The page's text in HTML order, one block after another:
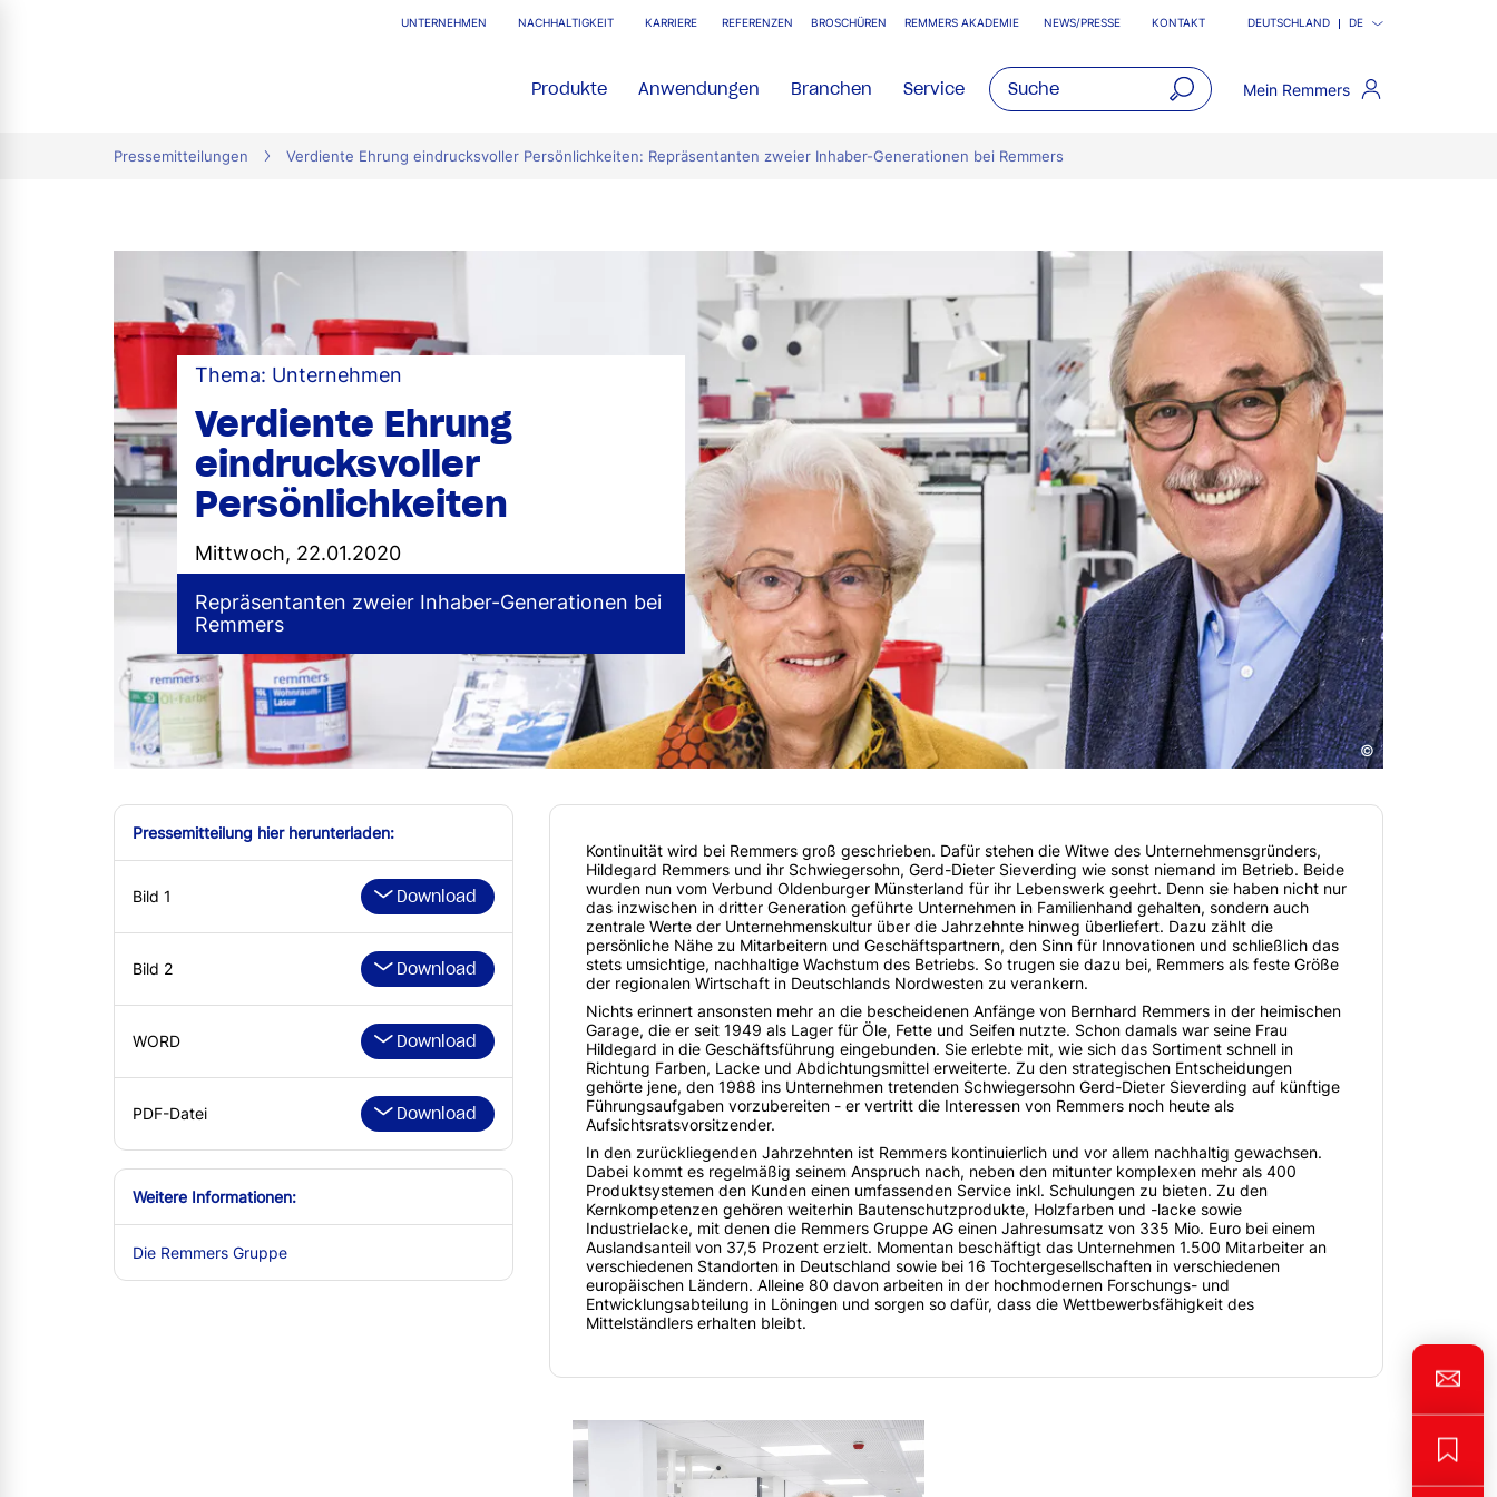
UNTERNEHMEN NACHHALTIGKEIT KARRIERE REFERENZEN BROSCHÜREN REMMERS AKADEMIE NEWS/PRESSE KONTAKT DEUTSCHLAND DE
Produkte Anwendungen Branchen Service Mein Remmers
Pressemitteilungen Verdiente Ehrung eindrucksvoller Persönlichkeiten: Repräsentanten zweier Inhaber-Generationen bei Remmers
©
Thema: Unternehmen
Verdiente Ehrung
eindrucksvoller
Persönlichkeiten
Mittwoch, 22.01.2020
Repräsentanten zweier Inhaber-Generationen bei
Remmers
Pressemitteilung hier herunterladen:
Bild 1 Download
Bild 2 Download
WORD Download
PDF-Datei Download
Weitere Informationen:
Die Remmers Gruppe
Kontinuität wird bei Remmers groß geschrieben. Dafür stehen die Witwe des Unternehmensgründers,
Hildegard Remmers und ihr Schwiegersohn, Gerd-Dieter Sieverding wie sonst niemand im Betrieb. Beide
wurden nun vom Verbund Oldenburger Münsterland für ihr Lebenswerk geehrt. Denn sie haben nicht nur
das inzwischen in dritter Generation geführte Unternehmen in Familienhand gehalten, sondern auch
zentrale Werte der Unternehmenskultur über die Jahrzehnte hinweg überliefert. Dazu zählt die
persönliche Nähe zu Mitarbeitern und Geschäftspartnern, den Sinn für Innovationen und schließlich das
stets umsichtige, nachhaltige Wachstum des Betriebs. So trugen sie dazu bei, Remmers als feste Größe
der regionalen Wirtschaft in Deutschlands Nordwesten zu verankern.
Nichts erinnert ansonsten mehr an die bescheidenen Anfänge von Bernhard Remmers in der heimischen
Garage, die er seit 1949 als Lager für Öle, Fette und Seifen nutzte. Schon damals war seine Frau
Hildegard in die Geschäftsführung eingebunden. Sie erlebte mit, wie sich das Sortiment schnell in
Richtung Farben, Lacke und Abdichtungsmittel erweiterte. Zu den strategischen Entscheidungen
gehörte jene, den 1988 ins Unternehmen tretenden Schwiegersohn Gerd-Dieter Sieverding auf künftige
Führungsaufgaben vorzubereiten - er vertritt die Interessen von Remmers noch heute als
Aufsichtsratsvorsitzender.
In den zurückliegenden Jahrzehnten ist Remmers kontinuierlich und vor allem nachhaltig gewachsen.
Dabei kommt es regelmäßig seinem Anspruch nach, neben den mitunter komplexen mehr als 400
Produktsystemen den Kunden einen umfassenden Service inkl. Schulungen zu bieten. Zu den
Kernkompetenzen gehören weiterhin Bautenschutzprodukte, Holzfarben und -lacke sowie
Industrielacke, mit denen die Remmers Gruppe AG einen Jahresumsatz von 335 Mio. Euro bei einem
Auslandsanteil von 37,5 Prozent erzielt. Momentan beschäftigt das Unternehmen 1.500 Mitarbeiter an
verschiedenen Standorten in Deutschland sowie bei 16 Tochtergesellschaften in verschiedenen
europäischen Ländern. Alleine 80 davon arbeiten in der hochmodernen Forschungs- und
Entwicklungsabteilung in Löningen und sorgen so dafür, dass die Wettbewerbsfähigkeit des
Mittelständlers erhalten bleibt.